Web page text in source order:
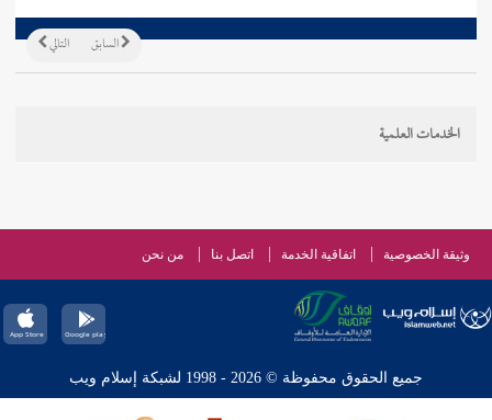
التالي السابق
الخدمات العلمية
وثيقة الخصوصية اتفاقية الخدمة اتصل بنا من نحن
جميع الحقوق محفوظة © 2026 - 1998 لشبكة إسلام ويب